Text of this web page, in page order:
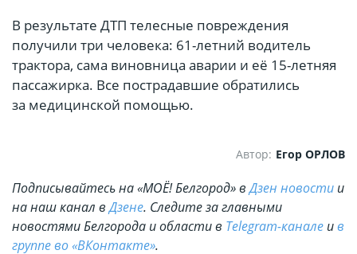
В результате ДТП телесные повреждения
получили три человека: 61-летний водитель
трактора, сама виновница аварии и её 15-летняя
пассажирка. Все пострадавшие обратились
за медицинской помощью.
Автор: Егор ОРЛОВ
Подписывайтесь на «МОЁ! Белгород» вДзен новости и
на наш канал вДзене. Cледите за главными
новостями Белгорода и области в Telegram-канале ив
группе во «ВКонтакте».